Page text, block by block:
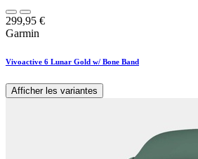
299,95 €
Garmin
Vivoactive 6 Lunar Gold w/ Bone Band
Afficher les variantes